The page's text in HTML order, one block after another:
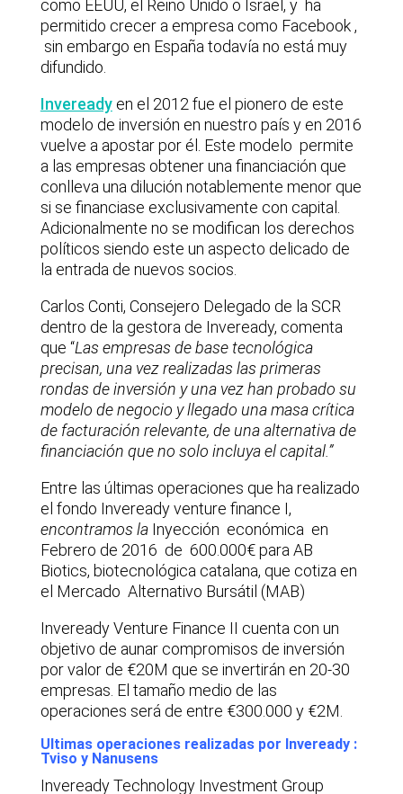
como EEUU, el Reino Unido o Israel, y ha
permitido crecer a empresa como Facebook ,
sin embargo en España todavía no está muy
difundido.
Invereadyen el 2012 fue el pionero de este
modelo de inversión en nuestro país y en 2016
vuelve a apostar por él. Este modelo permite
a las empresas obtener una financiación que
conlleva una dilución notablemente menor que
si se financiase exclusivamente con capital.
Adicionalmente no se modifican los derechos
políticos siendo este un aspecto delicado de
la entrada de nuevos socios.
Carlos Conti, Consejero Delegado de la SCR
dentro de la gestora de Inveready, comenta
que “Las empresas de base tecnológica
precisan, una vez realizadas las primeras
rondas de inversión y una vez han probado su
modelo de negocio y llegado una masa crítica
de facturación relevante, de una alternativa de
financiación que no solo incluya el capital.”
Entre las últimas operaciones que ha realizado
el fondo Inveready venture finance I,
encontramos la Inyección económica en
Febrero de 2016 de 600.000€ para AB
Biotics, biotecnológica catalana, que cotiza en
el Mercado Alternativo Bursátil (MAB)
Inveready Venture Finance II cuenta con un
objetivo de aunar compromisos de inversión
por valor de €20M que se invertirán en 20-30
empresas. El tamaño medio de las
operaciones será de entre €300.000 y €2M.
Ultimas operaciones realizadas por Inveready :
Tviso y Nanusens
Inveready Technology Investment Group